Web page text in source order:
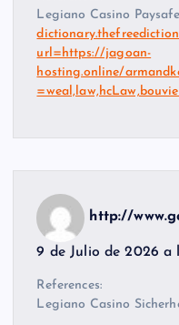
Legiano Casino
url=https://jagoan-
hosting.online/
http://
9 de Julio de 2026 a
References:
Legiano Casino